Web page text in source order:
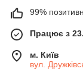
99%
Працює з
м. Київ
вул.